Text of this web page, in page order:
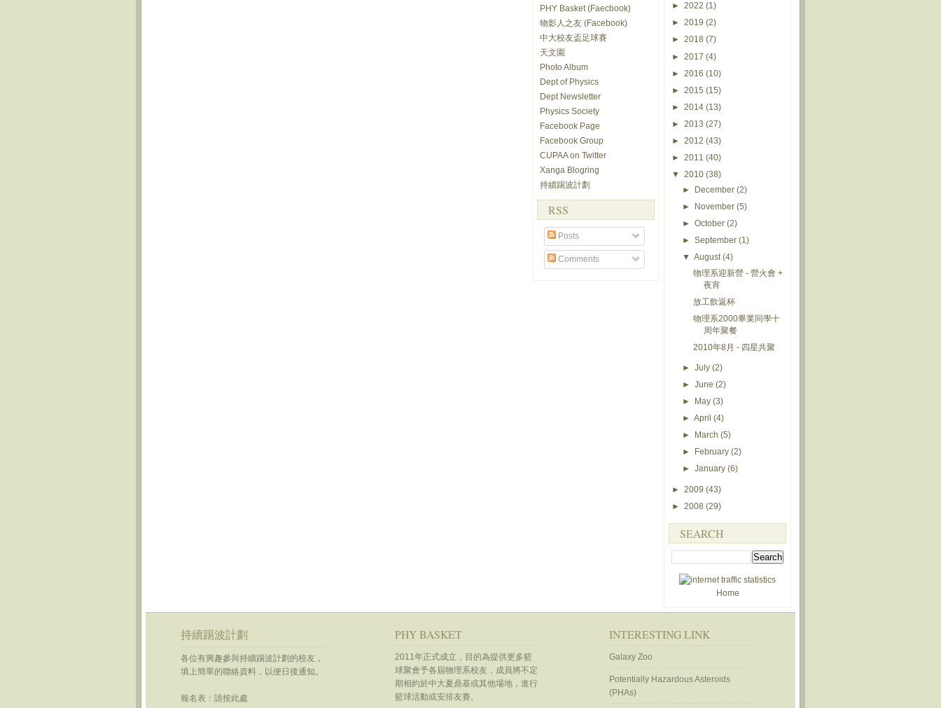
PHY Basket (Faecbook)
物影人之友 (Facebook)
中大校友盃足球賽
天文園
Photo Album
Dept of Physics
Dept Newsletter
Physics Society
Facebook Page
Facebook Group
CUPAA on Twitter
Xanga Blogring
持續踢波計劃
RSS
Posts
Comments
► 2022 (1)
► 2019 (2)
► 2018 (7)
► 2017 (4)
► 2016 (10)
► 2015 (15)
► 2014 (13)
► 2013 (27)
► 2012 (43)
► 2011 (40)
▼ 2010 (38)
►
December (2)
►
November (5)
► October (2)
► September (1)
▼ August(4)
物理系迎新營 - 營火會 +
夜宵
放工飲返杯
物理系2000畢業同學十
周年聚餐
2010年8月 - 四星共聚
► July (2)
► June (2)
►
May (3)
► April (4)
►
March (5)
►
February (2)
► January (6)
► 2009 (43)
► 2008 (29)
SEARCH
Home
持續踢波計劃
各位有興趣參與持續踢波計劃的校友，
填上簡單的聯絡資料，以便日後通知。
報名表： 請按此處
PHY BASKET
2011年正式成立，目的為提供更多籃
球聚會予各屆物理系校友，成員將不定
期相約於中大夏鼎基或其他場地，進行
籃球活動或安排友賽。
INTERESTING LINK
Galaxy Zoo
Potentially Hazardous Asteroids
(PHAs)